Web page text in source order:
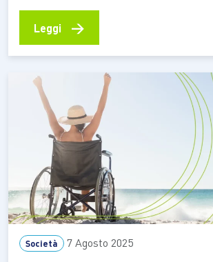
donazione di una visita medica o
culturale a supporto alle persone più
azioni quotidiane a favore dell’ambiente
generare un impatto positivo anche…
Leggi →
Società 7 Agosto 2025